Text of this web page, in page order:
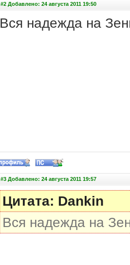
#2 Добавлено: 24 августа 2011 19:50
Вся надежда на
#3 Добавлено: 24 августа 2011 19:57
Цитата: Dankin
Вся надежда на